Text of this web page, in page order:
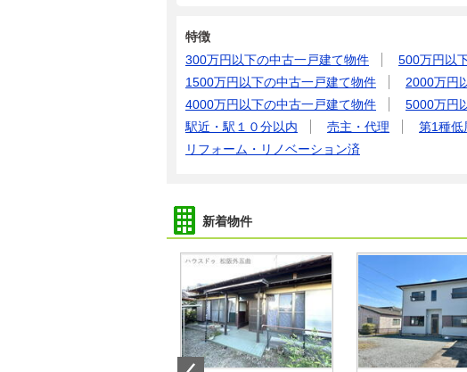
特徴
300万円以下の中古一戸建て物件
500万円以
1500万円以下の中古一戸建て物件
2000万円
4000万円以下の中古一戸建て物件
5000万円
駅近・駅１０分以内
売主・代理 第1種低
リフォーム・リノベーション済
新着物件